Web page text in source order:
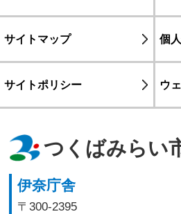
サイトマップ 個
サイトポリシー ウ
つくばみらい
伊奈庁舎
〒300-2395